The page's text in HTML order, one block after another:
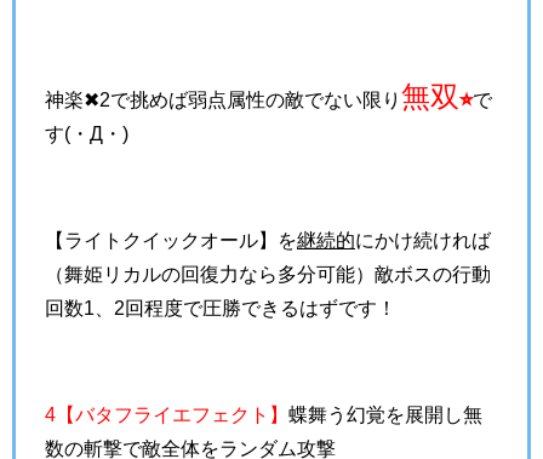
神楽✖︎2で挑めば弱点属性の敵でない限り 無双⭐︎で
す(・Д・)
【ライトクイックオール】を継続的にかけ続ければ
（舞姫リカルの回復力なら多分可能）敵ボスの行動
回数1、2回程度で圧勝できるはずです！
4【バタフライエフェクト】 蝶舞う幻覚を展開し無
数の斬撃で敵全体をランダム攻撃